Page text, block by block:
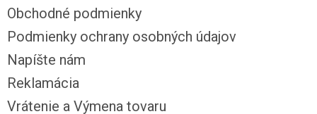
Obchodné podmienky
Podmienky ochrany osobných údajov
Napíšte nám
Reklamácia
Vrátenie a Výmena tovaru